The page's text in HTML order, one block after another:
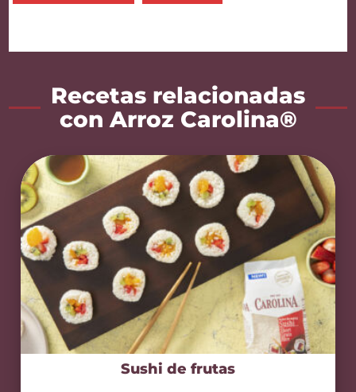
Recetas relacionadas
con Arroz Carolina®
Sushi de frutas